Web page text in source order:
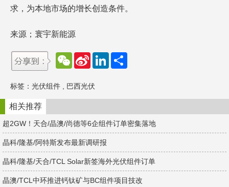
求，为本地市场的增长创造条件。
来源；寰宇新能源
W
e
a
t
S
W
e
b
o
L
d
n
标签： 光伏组件 巴西光伏
相关推荐
超2GW！天合/晶澳/尚德等6企组件订单密集落地
晶科/隆基/阿特斯发布最新调研报
晶科/隆基/天合/TCL Solar新签海外光伏组件订单
晶澳/TCL中环推进钙钛矿与BC组件项目技改